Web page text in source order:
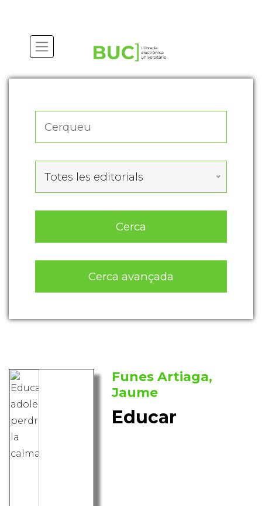
Totes les editorials
Cerca
Cerca avançada
Funes Artiaga,
Jaume
Educar